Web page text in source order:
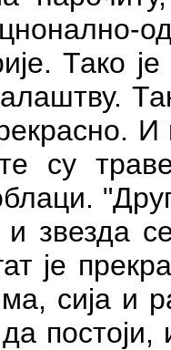
Тако
су
звезда
је
сија и